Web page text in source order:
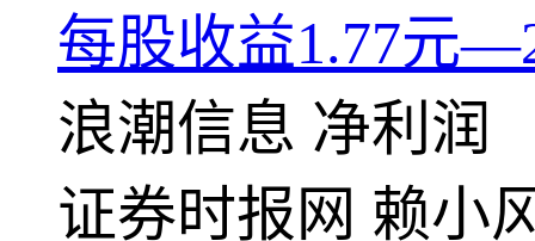
每股收益1.77元
浪潮信息 净利润
证券时报网 赖小